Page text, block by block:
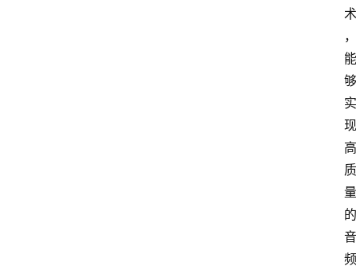
术
，
能
够
实
现
高
质
量
的
音
频